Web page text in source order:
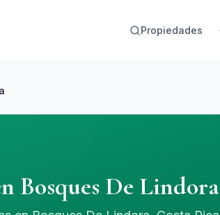
Propiedades
Bosques De Lindora